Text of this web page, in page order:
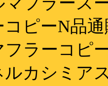
ピーN品
フラーコピ
ルカシミア